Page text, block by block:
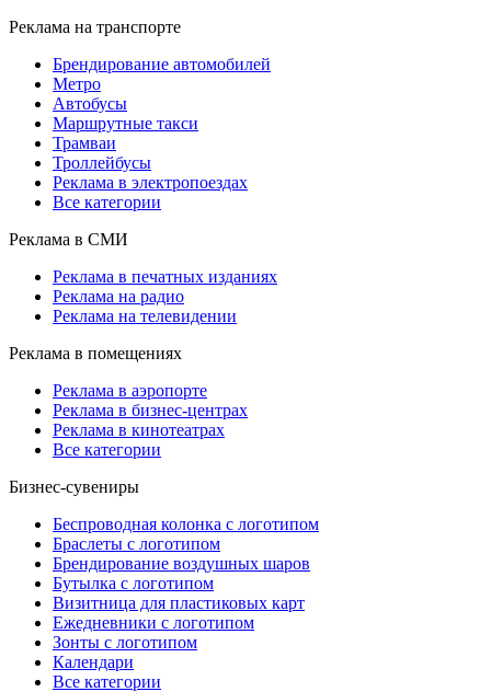
Реклама на транспорте
Брендирование автомобилей
Метро
Автобусы
Маршрутные такси
Трамваи
Троллейбусы
Реклама в электропоездах
Все категории
Реклама в СМИ
Реклама в печатных изданиях
Реклама на радио
Реклама на телевидении
Реклама в помещениях
Реклама в аэропорте
Реклама в бизнес-центрах
Реклама в кинотеатрах
Все категории
Бизнес-сувениры
Беспроводная колонка с логотипом
Браслеты с логотипом
Брендирование воздушных шаров
Бутылка с логотипом
Визитница для пластиковых карт
Ежедневники с логотипом
Зонты с логотипом
Календари
Все категории